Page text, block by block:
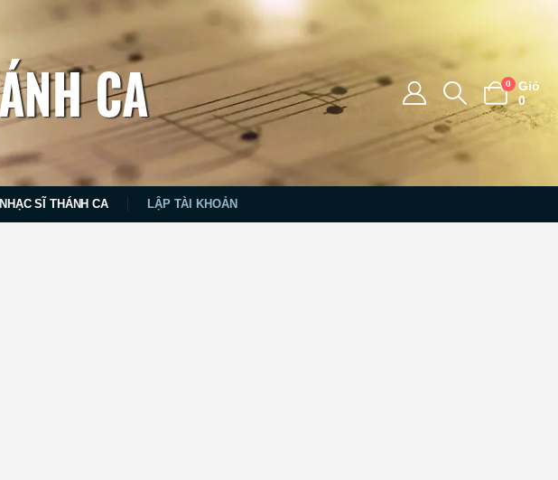
0
Giỏ
0
NHẠC SĨ THÁNH CA LẬP TÀI KHOẢN